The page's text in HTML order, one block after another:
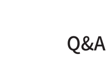
Q&A